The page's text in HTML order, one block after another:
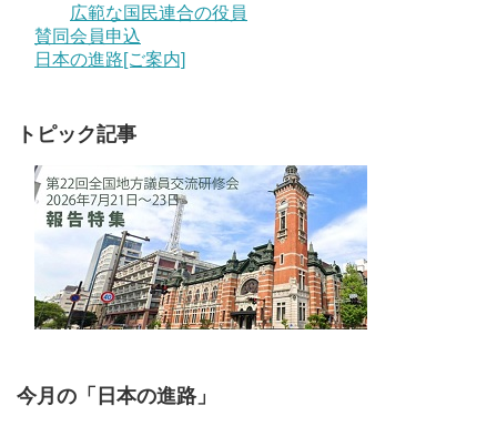
広範な国民連合の役員
賛同会員申込
日本の進路[ご案内]
トピック記事
今月の「日本の進路」